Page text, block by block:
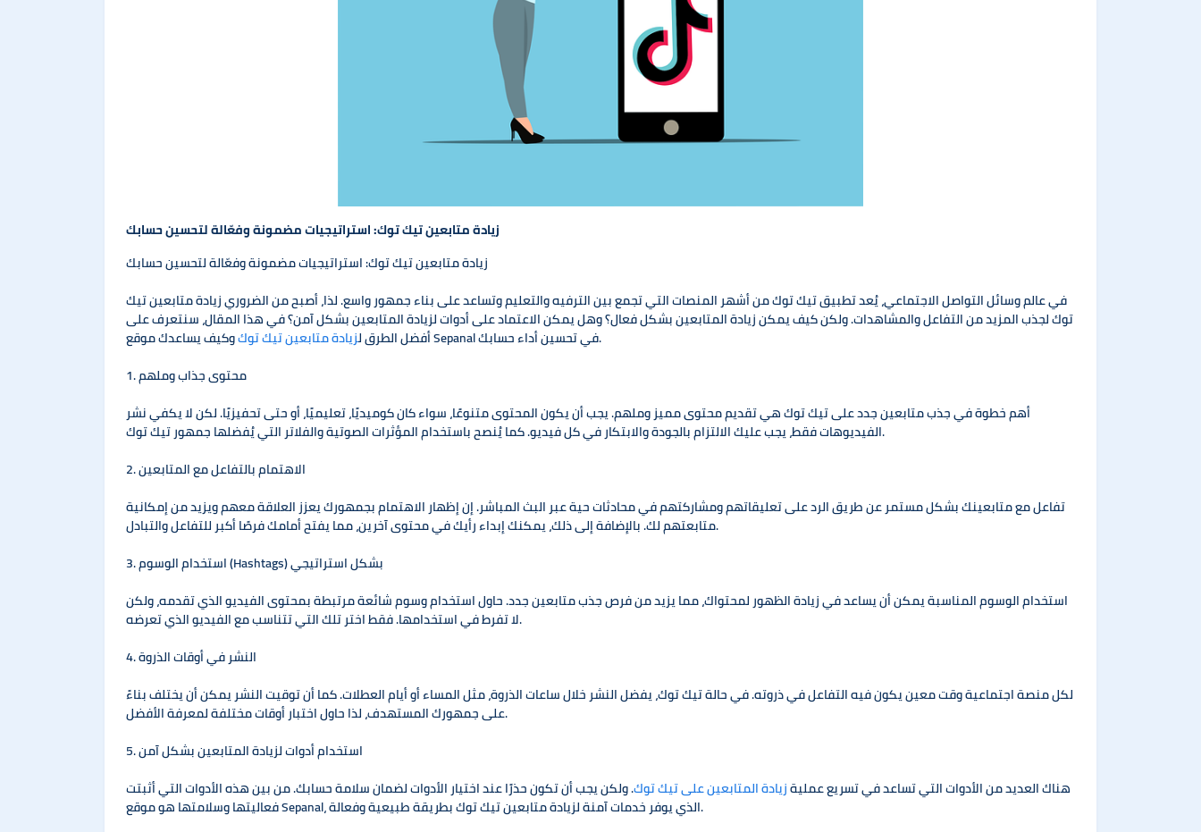
زيادة متابعين تيك توك: استراتيجيات مضمونة وفعّالة لتحسين حسابك
زيادة متابعين تيك توك: استراتيجيات مضمونة وفعّالة لتحسين حسابك
في عالم وسائل التواصل الاجتماعي، يُعد تطبيق تيك توك من أشهر المنصات التي تجمع بين الترفيه والتعليم وتساعد على بناء جمهور واسع. لذا، أصبح من الضروري زيادة متابعين تيك
توك لجذب المزيد من التفاعل والمشاهدات. ولكن كيف يمكن زيادة المتابعين بشكل فعال؟ وهل يمكن الاعتماد على أدوات لزيادة المتابعين بشكل آمن؟ في هذا المقال، سنتعرف على
أفضل الطرق لزيادة متابعين تيك توك
وكيف يساعدك موقع Sepanal في تحسين أداء حسابك.
1. محتوى جذاب وملهم
أهم خطوة في جذب متابعين جدد على تيك توك هي تقديم محتوى مميز وملهم. يجب أن يكون المحتوى متنوعًا، سواء كان كوميديًا، تعليميًا، أو حتى تحفيزيًا. لكن لا يكفي نشر
الفيديوهات فقط، يجب عليك الالتزام بالجودة والابتكار في كل فيديو. كما يُنصح باستخدام المؤثرات الصوتية والفلاتر التي يُفضلها جمهور تيك توك.
2. الاهتمام بالتفاعل مع المتابعين
تفاعل مع متابعينك بشكل مستمر عن طريق الرد على تعليقاتهم ومشاركتهم في محادثات حية عبر البث المباشر. إن إظهار الاهتمام بجمهورك يعزز العلاقة معهم ويزيد من إمكانية
متابعتهم لك. بالإضافة إلى ذلك، يمكنك إبداء رأيك في محتوى آخرين، مما يفتح أمامك فرصًا أكبر للتفاعل والتبادل.
3. استخدام الوسوم (Hashtags) بشكل استراتيجي
استخدام الوسوم المناسبة يمكن أن يساعد في زيادة الظهور لمحتواك، مما يزيد من فرص جذب متابعين جدد. حاول استخدام وسوم شائعة مرتبطة بمحتوى الفيديو الذي تقدمه، ولكن
لا تفرط في استخدامها. فقط اختر تلك التي تتناسب مع الفيديو الذي تعرضه.
4. النشر في أوقات الذروة
لكل منصة اجتماعية وقت معين يكون فيه التفاعل في ذروته. في حالة تيك توك، يفضل النشر خلال ساعات الذروة، مثل المساء أو أيام العطلات. كما أن توقيت النشر يمكن أن يختلف بناءً
على جمهورك المستهدف، لذا حاول اختبار أوقات مختلفة لمعرفة الأفضل.
5. استخدام أدوات لزيادة المتابعين بشكل آمن
هناك العديد من الأدوات التي تساعد في تسريع عمليةزيادة المتابعين على تيك توك. ولكن يجب أن تكون حذرًا عند اختيار الأدوات لضمان سلامة حسابك. من بين هذه الأدوات التي أثبتت
فعاليتها وسلامتها هو موقع Sepanal، الذي يوفر خدمات آمنة لزيادة متابعين تيك توك بطريقة طبيعية وفعالة.